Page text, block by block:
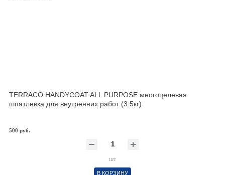
TERRACO HANDYCOAT ALL PURPOSE многоцелевая
шпатлевка для внутренних работ (3.5кг)
500 руб.
шт
В КОРЗИНУ